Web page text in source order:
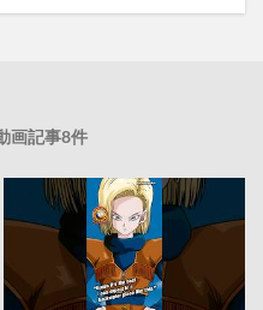
画記事8件